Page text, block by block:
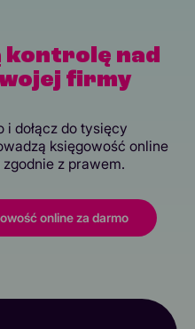
kontrolę nad
firmy
i dołącz do tysięcy
księgowość online
z prawem.
online za darmo